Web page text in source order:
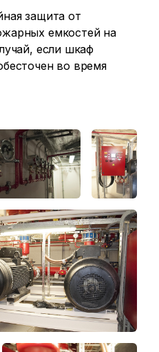
защита от
емкостей на
если шкаф
во время